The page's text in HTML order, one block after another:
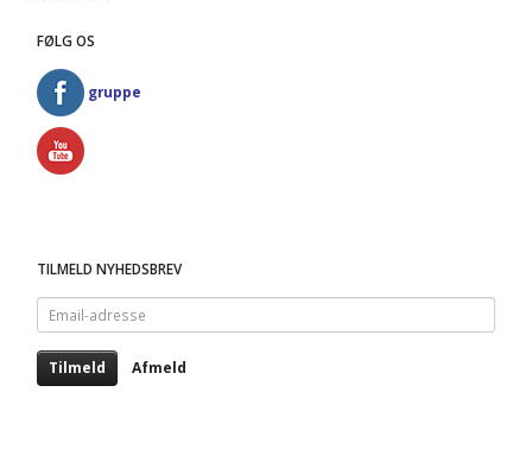
FØLG OS
gruppe
TILMELD NYHEDSBREV
Email-
adresse
Tilmeld Afmeld